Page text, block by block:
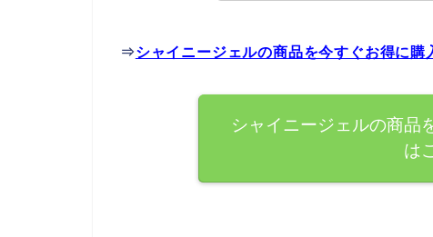
⇒シャイニージェルの商品を今すぐお得に購
シャイニージェルの商品
は